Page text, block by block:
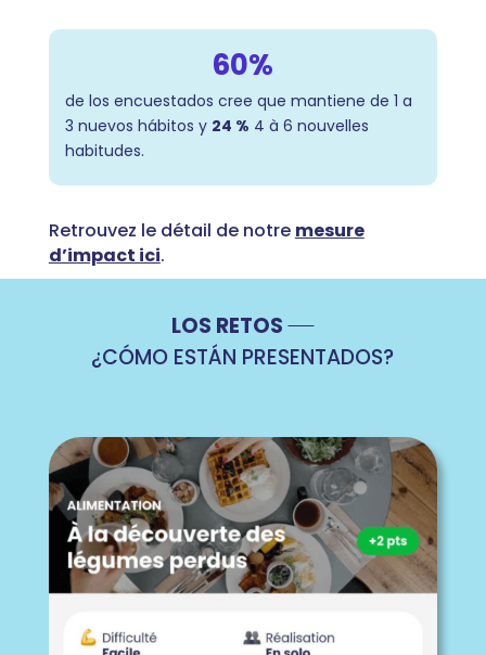
60%
de los encuestados cree que mantiene de 1 a
3 nuevos hábitos y 24 % 4 à 6 nouvelles
habitudes.
Retrouvez le détail de notre mesure
d’impact ici.
LOS RETOS
¿CÓMO ESTÁN PRESENTADOS?